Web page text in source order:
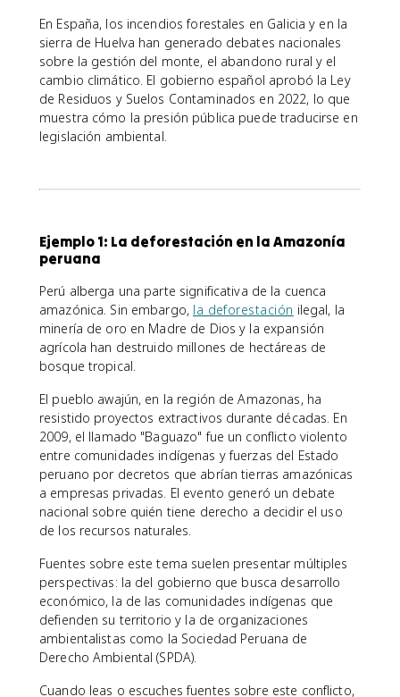
En España, los incendios forestales en Galicia y en la
sierra de Huelva han generado debates nacionales
sobre la gestión del monte, el abandono rural y el
cambio climático. El gobierno español aprobó la Ley
de Residuos y Suelos Contaminados en 2022, lo que
muestra cómo la presión pública puede traducirse en
legislación ambiental.
Ejemplo 1: La deforestación en la Amazonía
peruana
Perú alberga una parte significativa de la cuenca
amazónica. Sin embargo, la deforestación ilegal, la
minería de oro en Madre de Dios y la expansión
agrícola han destruido millones de hectáreas de
bosque tropical.
El pueblo awajún, en la región de Amazonas, ha
resistido proyectos extractivos durante décadas. En
2009, el llamado "Baguazo" fue un conflicto violento
entre comunidades indígenas y fuerzas del Estado
peruano por decretos que abrían tierras amazónicas
a empresas privadas. El evento generó un debate
nacional sobre quién tiene derecho a decidir el uso
de los recursos naturales.
Fuentes sobre este tema suelen presentar múltiples
perspectivas: la del gobierno que busca desarrollo
económico, la de las comunidades indígenas que
defienden su territorio y la de organizaciones
ambientalistas como la Sociedad Peruana de
Derecho Ambiental (SPDA).
Cuando leas o escuches fuentes sobre este conflicto,